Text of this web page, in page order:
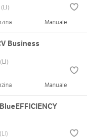
Manuale
Business
Manuale